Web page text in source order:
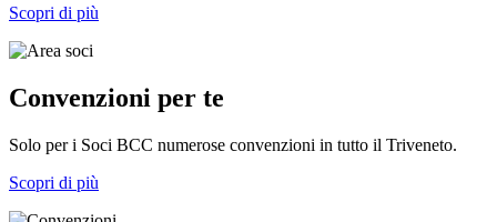
Scopri di più
Convenzioni per te
Solo per i Soci BCC numerose convenzioni in tutto il Triveneto.
Scopri di più